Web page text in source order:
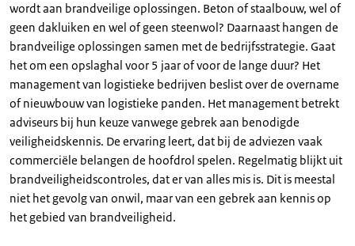
wordt aan brandveilige oplossingen. Beton of staalbouw, wel of
geen dakluiken en wel of geen steenwol? Daarnaast hangen de
brandveilige oplossingen samen met de bedrijfsstrategie. Gaat
het om een opslaghal voor 5 jaar of voor de lange duur? Het
management van logistieke bedrijven beslist over de overname
of nieuwbouw van logistieke panden. Het management betrekt
adviseurs bij hun keuze vanwege gebrek aan benodigde
veiligheidskennis. De ervaring leert, dat bij de adviezen vaak
commerciële belangen de hoofdrol spelen. Regelmatig blijkt uit
brandveiligheidscontroles, dat er van alles mis is. Dit is meestal
niet het gevolg van onwil, maar van een gebrek aan kennis op
het gebied van brandveiligheid.